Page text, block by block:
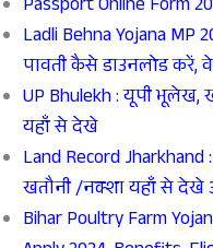
Passport Online Form
Ladli Behna Yojana
पावती कैसे डाउनलोड करें,
UP Bhulekh : यूपी भूलेख,
यहाँ से देखे
Land Record
खतौनी /नक्शा यहाँ से देखे
Bihar Poultry Farm